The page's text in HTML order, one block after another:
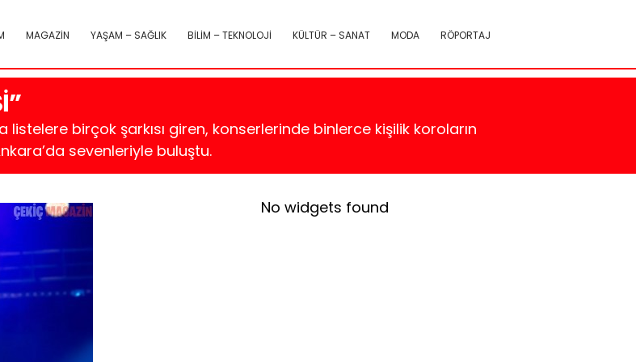
MAGAZİN YAŞAM – SAĞLIK BİLİM – TEKNOLOJİ KÜLTÜR – SANAT MODA RÖPORTAJ
listelere birçok şarkısı giren, konserlerinde binlerce kişilik koroların
sevenleriyle buluştu.
No widgets found